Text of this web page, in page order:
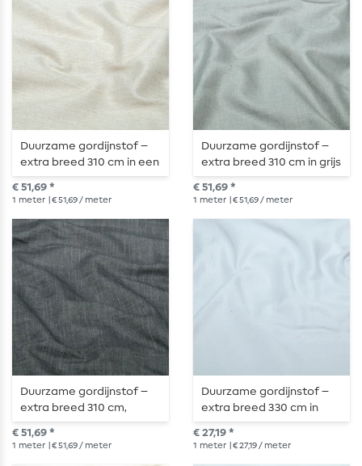
Duurzame gordijnstof –
extra breed 310 cm in een
natuurlijke melange
€ 51,69 *
1 meter | € 51,69 / meter
Duurzame gordijnstof –
extra breed 310 cm in grijs
gemêleerd
€ 51,69 *
1 meter | € 51,69 / meter
Duurzame gordijnstof –
extra breed 310 cm,
antraciet-melange
€ 51,69 *
1 meter | € 51,69 / meter
Duurzame gordijnstof –
extra breed 330 cm in
elegant lichtgrijs
€ 27,19 *
1 meter | € 27,19 / meter